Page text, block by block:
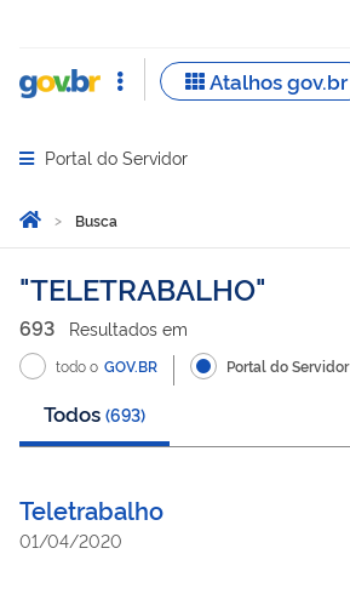
Abrir menu principal de navegação
Portal do Servidor
Você está aqui:
Página Inicial
Busca
Busca
TELETRABALHO
693 Resultados em
todo o GOV.BR Portal do Servidor
Todos (693)
Teletrabalho
01/04/2020